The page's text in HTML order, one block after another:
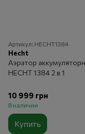
Артикул: HECHT1384
Hecht
Аэратор
HECHT 1384 2 в 1
10 999 грн
В наличии
Купить